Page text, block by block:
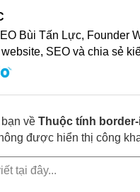
Bùi Tấn Lực, Founder
SEO và chia sẻ
về Thuộc tính
được hiển thị công